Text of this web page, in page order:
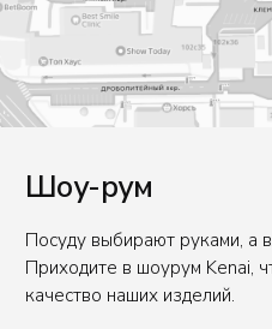
Телефон
+7 (926) 550-71-84
ХОРЕКА/HoReCa?
Оставьте свои контакты, чтобы
специальные условия.